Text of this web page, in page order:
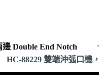
Double End Notch
HC-88229 雙端沖弧口機